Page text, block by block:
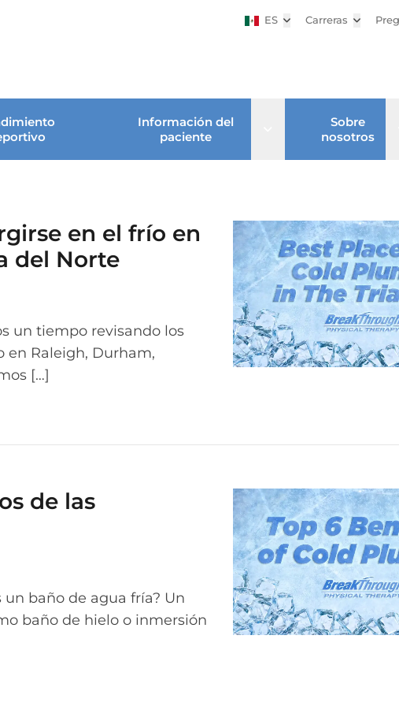
ES Abrir submenú
Carreras Abrir
Información del
paciente
Open sub menu
Sobre
nosotros
en el frío en
del Norte
un tiempo revisando los
en Raleigh, Durham,
[…]
de las
un baño de agua fría? Un
baño de hielo o inmersión